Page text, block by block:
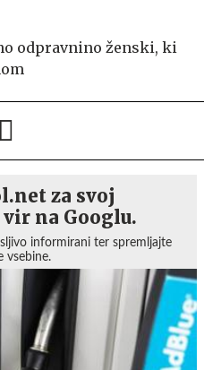
odpravnino ženski, ki
za svoj
na Googlu.
informirani ter spremljajte
vsebine.